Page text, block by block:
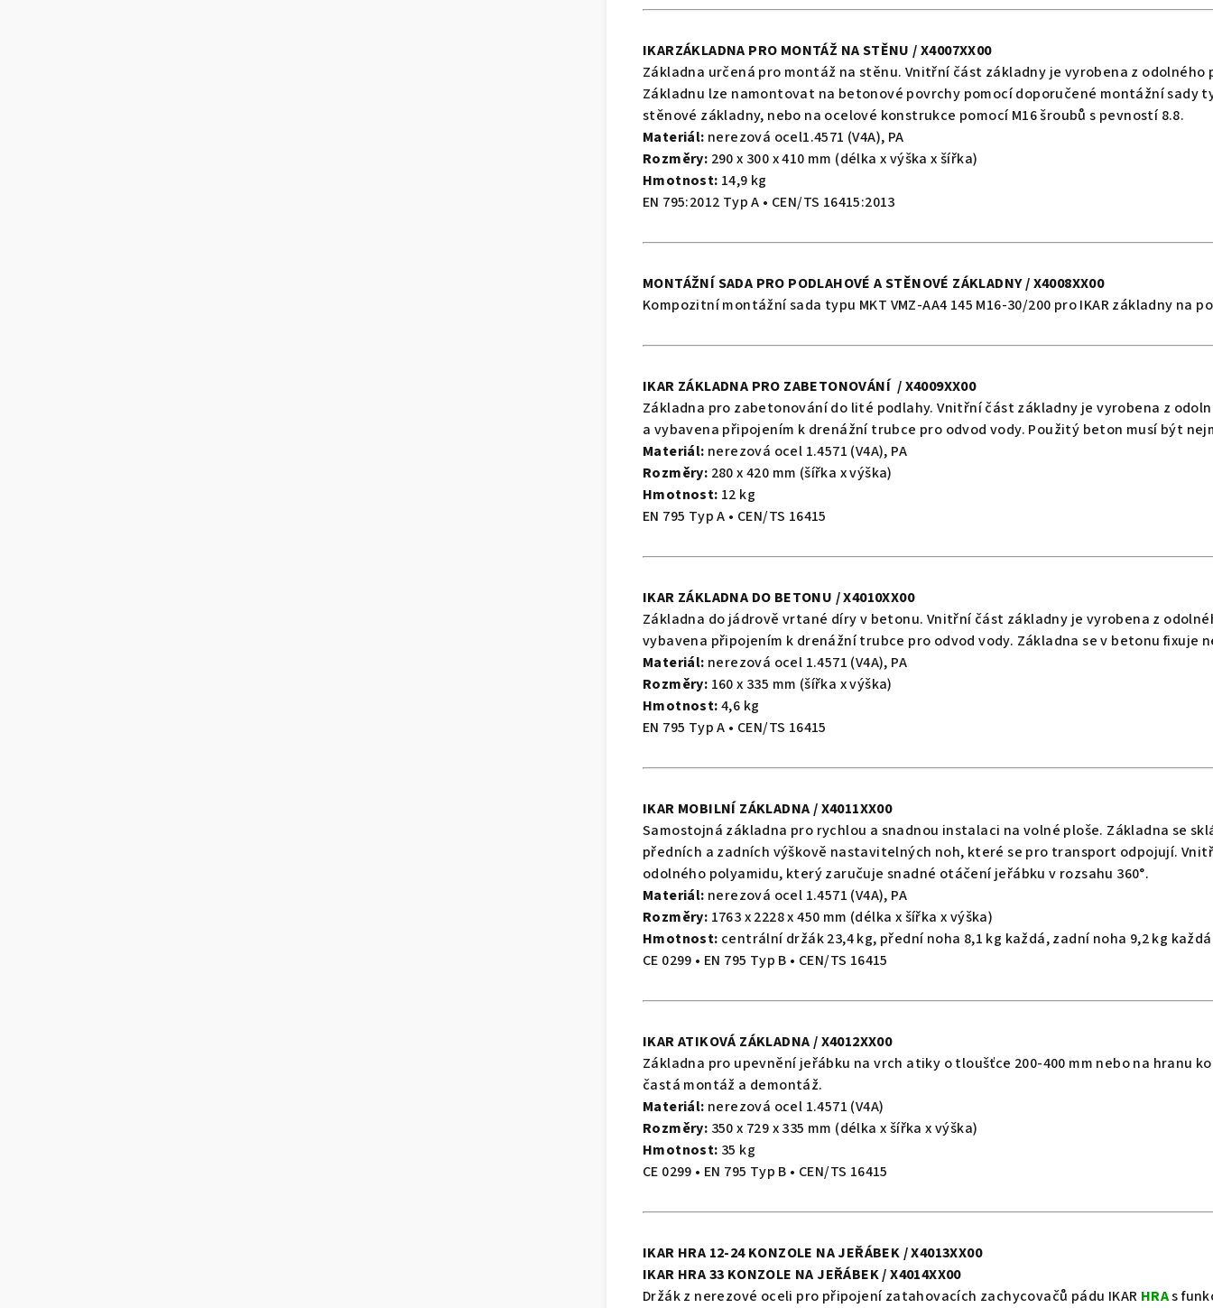
IKARZÁKLADNA PRO MONTÁŽ NA STĚNU / X4007XX00
Základna určená pro montáž na stěnu. Vnitřní část základny je vyrobena z
Základnu lze namontovat na betonové povrchy pomocí doporučené montážní sady
stěnové základny, nebo na ocelové konstrukce pomocí M16 šroubů s pevností 8.8.
Materiál: nerezová ocel1.4571 (V4A), PA
Rozměry: 290 x 300 x 410 mm (délka x výška x šířka)
Hmotnost: 14,9 kg
EN 795:2012 Typ A • CEN/TS 16415:2013
MONTÁŽNÍ SADA PRO PODLAHOVÉ A STĚNOVÉ ZÁKLADNY / X4008XX00
Kompozitní montážní sada typu MKT VMZ-AA4 145 M16-30/200 pro IKAR základny na
IKAR ZÁKLADNA PRO ZABETONOVÁNÍ / X4009XX00
Základna pro zabetonování do lité podlahy. Vnitřní část základny je vyrobena z
a vybavena připojením k drenážní trubce pro odvod vody. Použitý beton musí být
Materiál: nerezová ocel 1.4571 (V4A), PA
Rozměry: 280 x 420 mm (šířka x výška)
Hmotnost: 12 kg
EN 795 Typ A • CEN/TS 16415
IKAR ZÁKLADNA DO BETONU / X4010XX00
Základna do jádrově vrtané díry v betonu. Vnitřní část základny je vyrobena z
vybavena připojením k drenážní trubce pro odvod vody. Základna se v betonu fixuje
Materiál: nerezová ocel 1.4571 (V4A), PA
Rozměry: 160 x 335 mm (šířka x výška)
Hmotnost:4,6 kg
EN 795 Typ A • CEN/TS 16415
IKAR MOBILNÍ ZÁKLADNA / X4011XX00
Samostojná základna pro rychlou a snadnou instalaci na volné ploše. Základna se
předních a zadních výškově nastavitelných noh, které se pro transport odpojují.
odolného polyamidu, který zaručuje snadné otáčení jeřábku v rozsahu 360°.
Materiál: nerezová ocel 1.4571 (V4A), PA
Rozměry: 1763 x 2228 x 450 mm (délka x šířka x výška)
Hmotnost: centrální držák 23,4 kg, přední noha 8,1 kg každá, zadní noha 9,2 kg každá
CE 0299 • EN 795 Typ B • CEN/TS 16415
IKAR ATIKOVÁ ZÁKLADNA / X4012XX00
Základna pro upevnění jeřábku na vrch atiky o tloušťce 200-400 mm nebo na hranu
častá montáž a demontáž.
Materiál: nerezová ocel 1.4571 (V4A)
Rozměry: 350 x 729 x 335 mm (délka x šířka x výška)
Hmotnost: 35 kg
CE 0299 • EN 795 Typ B • CEN/TS 16415
IKAR HRA 12-24 KONZOLE NA JEŘÁBEK / X4013XX00
IKAR HRA 33 KONZOLE NA JEŘÁBEK / X4014XX00
Držák z nerezové oceli pro připojení zatahovacích zachycovačů pádu IKAR HRAs